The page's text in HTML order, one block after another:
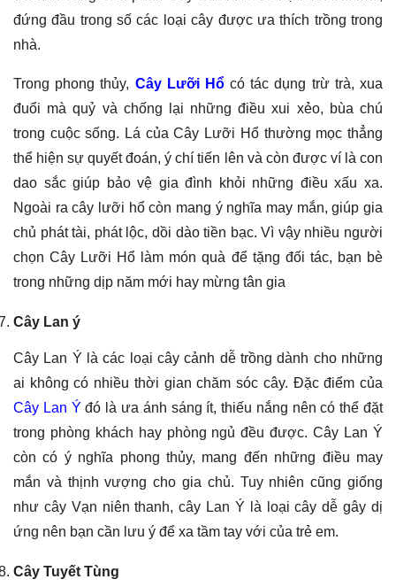
đứng đầu trong số các loại cây được ưa thích trồng trong
nhà.
Trong phong thủy, Cây Lưỡi Hổcó tác dụng trừ trà, xua
đuổi mà quỷ và chống lại những điều xui xẻo, bùa chú
trong cuộc sống. Lá của Cây Lưỡi Hổ thường mọc thẳng
thể hiện sự quyết đoán, ý chí tiến lên và còn được ví là con
dao sắc giúp bảo vệ gia đình khỏi những điều xấu xa.
Ngoài ra cây lưỡi hổ còn mang ý nghĩa may mắn, giúp gia
chủ phát tài, phát lộc, dồi dào tiền bạc. Vì vậy nhiều người
chọn Cây Lưỡi Hổ làm món quà để tặng đối tác, bạn bè
trong những dịp năm mới hay mừng tân gia
Cây Lan ý
Cây Lan Ý là các loại cây cảnh dễ trồng dành cho những
ai không có nhiều thời gian chăm sóc cây. Đặc điểm của
Cây Lan Ý đó là ưa ánh sáng ít, thiếu nắng nên có thể đặt
trong phòng khách hay phòng ngủ đều được. Cây Lan Ý
còn có ý nghĩa phong thủy, mang đến những điều may
mắn và thịnh vượng cho gia chủ. Tuy nhiên cũng giống
như cây Vạn niên thanh, cây Lan Ý là loại cây dễ gây dị
ứng nên bạn cần lưu ý để xa tầm tay với của trẻ em.
Cây Tuyết Tùng